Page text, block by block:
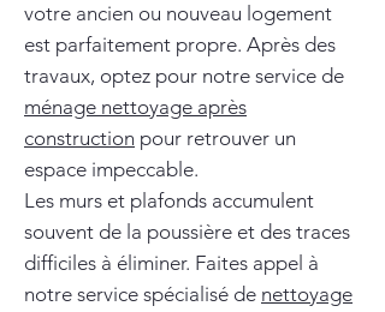
votre ancien ou nouveau logement
est parfaitement propre. Après des
travaux, optez pour notre service de
ménage nettoyage après
construction pour retrouver un
espace impeccable.
Les murs et plafonds accumulent
souvent de la poussière et des traces
difficiles à éliminer. Faites appel à
notre service spécialisé de nettoyage